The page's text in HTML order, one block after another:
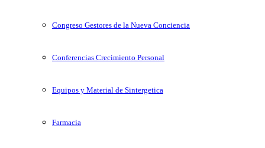
Congreso Gestores de la Nueva Conciencia
Conferencias Crecimiento Personal
Equipos y Material de Sintergetica
Farmacia